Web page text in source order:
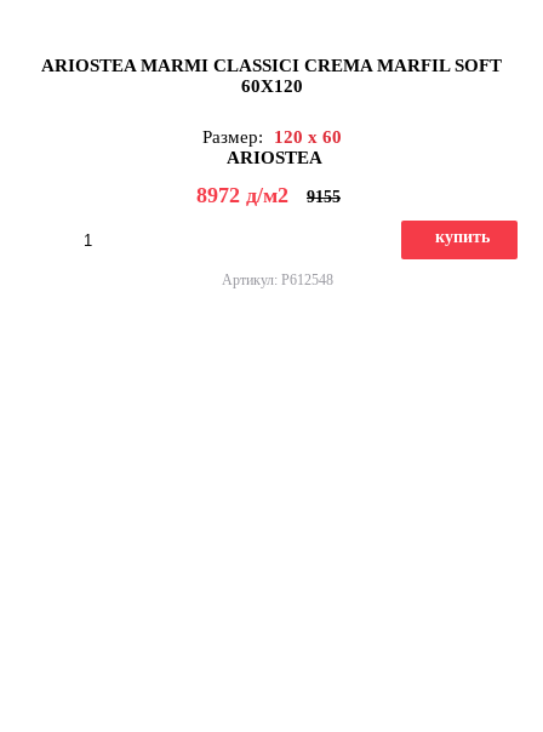
ARIOSTEA MARMI CLASSICI CREMA MARFIL SOFT
60X120
Размер:
120 x 60
ARIOSTEA
8972 д/м2 9155
купить
Артикул: P612548